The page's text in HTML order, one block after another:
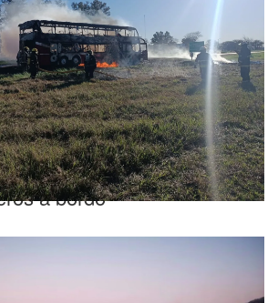
se incendió un micro
a bordo